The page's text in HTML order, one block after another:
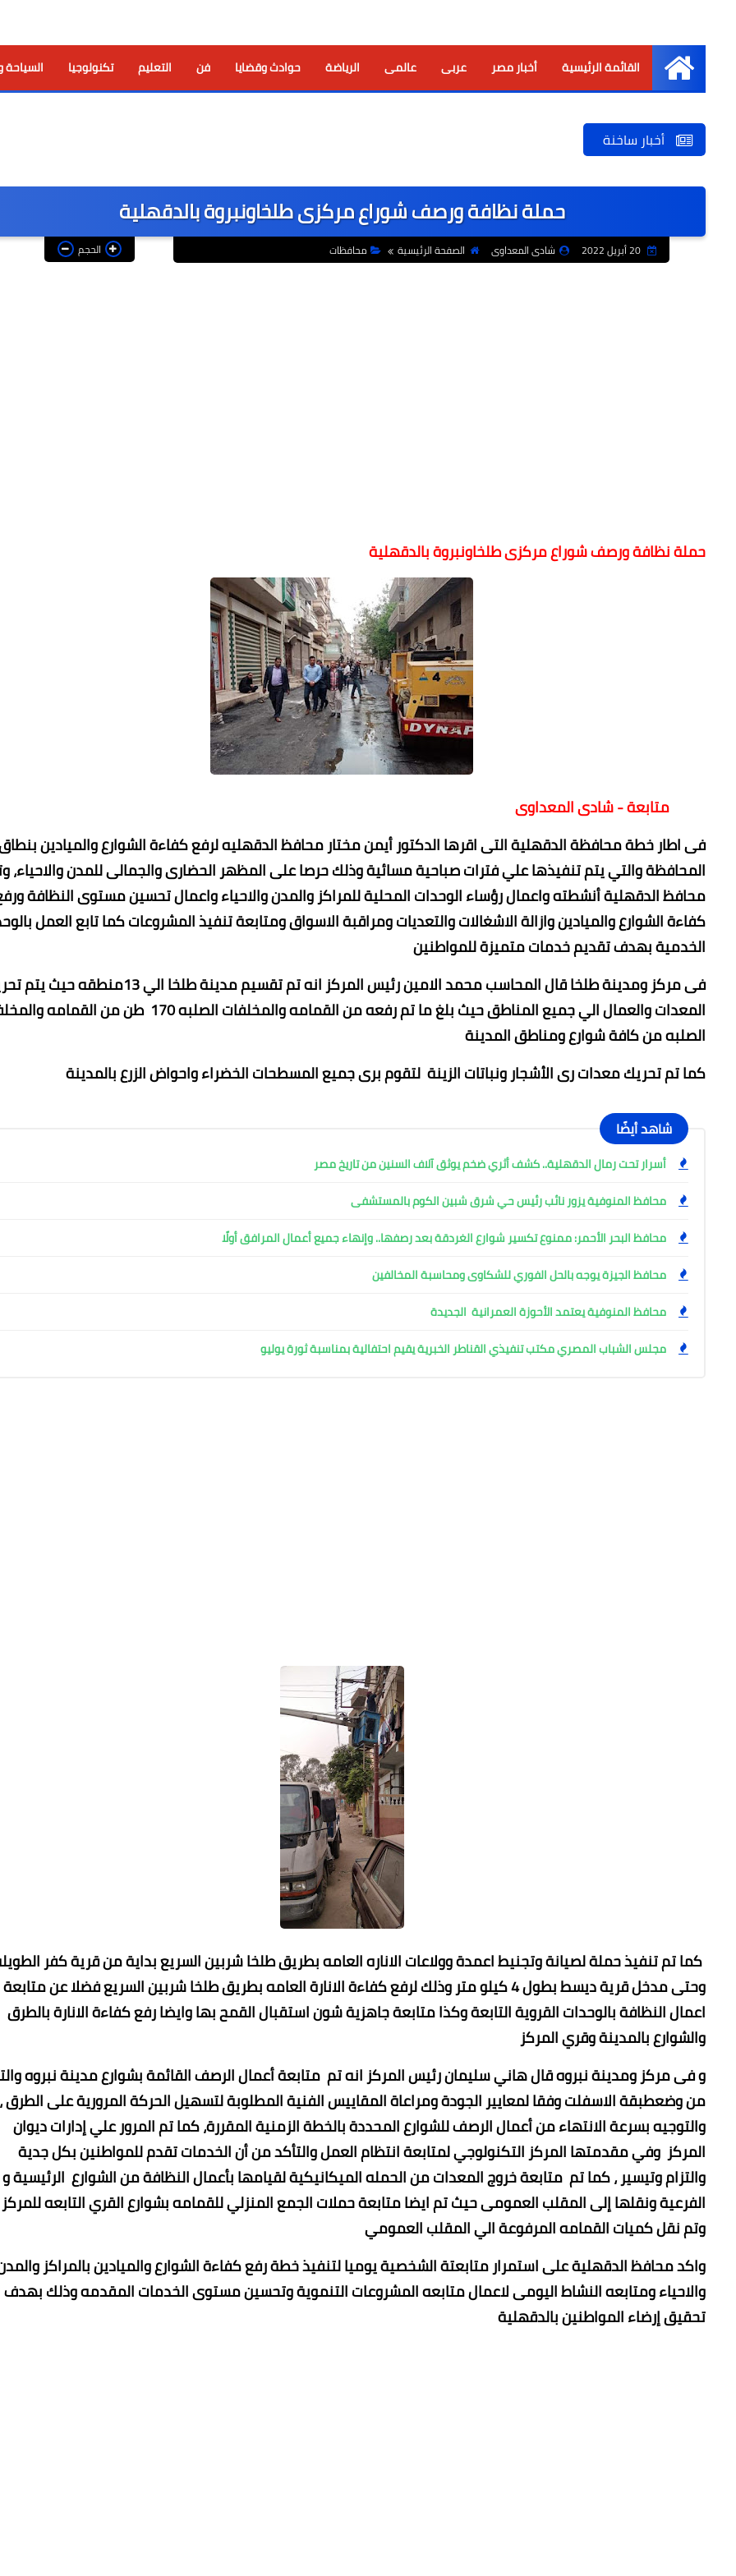
الرئيسية
القائمة الرئيسية أخبار مصر عربى عالمى الرياضة حوادث وقضايا فن التعليم تكنولوجيا السياحة
أخبار ساخنة
حملة نظافة ورصف شوراع مركزى طلخاونبروة بالدقهلية
20 أبريل 2022 شادى المعداوى الصفحة الرئيسية محافظات الحجم
حملة نظافة ورصف شوراع مركزى طلخاونبروة بالدقهلية
متابعة - شادى المعداوى
فى اطار خطة محافظة الدقهلية التى اقرها الدكتور أيمن مختار محافظ الدقهليه لرفع كفاءة الشوارع والميادين
المحافظة والتي يتم تنفيذها علي فترات صباحية مسائية وذلك حرصا على المظهر الحضارى والجمالى للمدن والاحياء،
محافظ الدقهلية أنشطته واعمال رؤساء الوحدات المحلية للمراكز والمدن والاحياء واعمال تحسين مستوى النظافة
كفاءة الشوارع والميادين وازالة الاشغالات والتعديات ومراقبة الاسواق ومتابعة تنفيذ المشروعات كما تابع العمل
الخدمية بهدف تقديم خدمات متميزة للمواطنين
فى مركز ومدينة طلخا قال المحاسب محمد الامين رئيس المركز انه تم تقسيم مدينة طلخا الي
المعدات والعمال الي جميع المناطق حيث بلغ ما تم رفعه من القمامه والمخلفات الصلبه 170 طن من
الصلبه من كافة شوارع ومناطق المدينة
كما تم تحريك معدات رى الأشجار ونباتات الزينة لتقوم برى جميع المسطحات الخضراء واحواض الزرع بالمدينة
شاهد أيضًا
أسرار تحت رمال الدقهلية.. كشف أثري ضخم يوثق آلاف السنين من تاريخ مصر
محافظ المنوفية يزور نائب رئيس حي شرق شبين الكوم بالمستشفى
محافظ البحر الأحمر: ممنوع تكسير شوارع الغردقة بعد رصفها.. وإنهاء جميع أعمال المرافق أولًا
محافظ الجيزة يوجه بالحل الفوري للشكاوى ومحاسبة المخالفين
محافظ المنوفية يعتمد الأحوزة العمرانية الجديدة
مجلس الشباب المصري مكتب تنفيذي القناطر الخبرية يقيم احتفالية بمناسبة ثورة يوليو
كما تم تنفيذ حملة لصيانة وتجنيط اعمدة وولاعات الاناره العامه بطريق طلخا شربين السريع بداية من قرية كفر
وحتى مدخل قرية ديسط بطول 4 كيلو متر وذلك لرفع كفاءة الانارة العامه بطريق طلخا شربين السريع فضلا عن متابعة
اعمال النظافة بالوحدات القروية التابعة وكذا متابعة جاهزية شون استقبال القمح بها وايضا رفع كفاءة الانارة بالطرق
والشوارع بالمدينة وقري المركز
و فى مركز ومدينة نبروه قال هاني سليمان رئيس المركز انه تم متابعة أعمال الرصف القائمة بشوارع مدينة نبروه
من وضعطبقة الاسفلت وفقا لمعايير الجودة ومراعاة المقاييس الفنية المطلوبة لتسهيل الحركة المرورية على الطرق ،
والتوجيه بسرعة الانتهاء من أعمال الرصف للشوارع المحددة بالخطة الزمنية المقررة، كما تم المرور علي إدارات ديوان
المركز وفي مقدمتها المركز التكنولوجي لمتابعة انتظام العمل والتأكد من أن الخدمات تقدم للمواطنين بكل جدية
والتزام وتيسير ، كما تم متابعة خروج المعدات من الحمله الميكانيكية لقيامها بأعمال النظافة من الشوارع الرئيسية و
الفرعية ونقلها إلى المقلب العمومى حيث تم ايضا متابعة حملات الجمع المنزلي للقمامه بشوارع القري التابعه للمركز
وتم نقل كميات القمامه المرفوعة الي المقلب العمومي
واكد محافظ الدقهلية على استمرار متابعتة الشخصية يوميا لتنفيذ خطة رفع كفاءة الشوارع والميادين بالمراكز
والاحياء ومتابعه النشاط اليومى لاعمال متابعه المشروعات التنموية وتحسين مستوى الخدمات المقدمه وذلك بهدف
تحقيق إرضاء المواطنين بالدقهلية
عماد الدين محمد
عماد الدين محمد
عماد الدين محمد
عماد الدين محمد